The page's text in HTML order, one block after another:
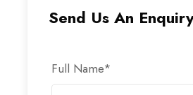
Send Us An Enquiry
Full Name*